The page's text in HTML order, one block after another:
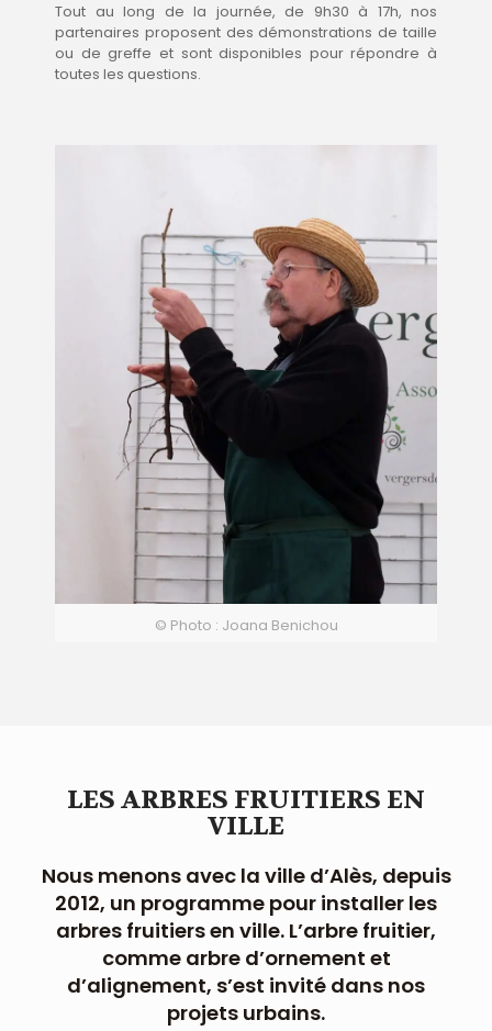
Tout au long de la journée, de 9h30 à 17h, nos
partenaires proposent des démonstrations de taille
ou de greffe et sont disponibles pour répondre à
toutes les questions.
© Photo : Joana Benichou
LES ARBRES FRUITIERS EN
VILLE
Nous menons avec la ville d’Alès, depuis
2012, un programme pour installer les
arbres fruitiers en ville. L’arbre fruitier,
comme arbre d’ornement et
d’alignement, s’est invité dans nos
projets urbains.